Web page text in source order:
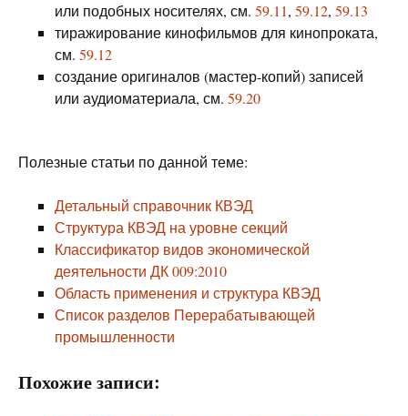
или подобных носителях, см. 59.11, 59.12, 59.13
тиражирование кинофильмов для кинопроката,
см. 59.12
создание оригиналов (мастер-копий) записей
или аудиоматериала, см. 59.20
Полезные статьи по данной теме:
Детальный справочник КВЭД
Структура КВЭД на уровне секций
Классификатор видов экономической
деятельности ДК 009:2010
Область применения и структура КВЭД
Список разделов Перерабатывающей
промышленности
Похожие записи: